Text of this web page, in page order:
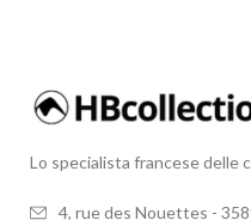
Lo specialista francese delle
4, rue des Nouettes -